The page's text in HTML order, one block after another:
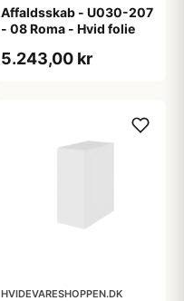
Affaldsskab - U030-207
- 08 Roma - Hvid folie
5.243,00 kr
HVIDEVARESHOPPEN.DK